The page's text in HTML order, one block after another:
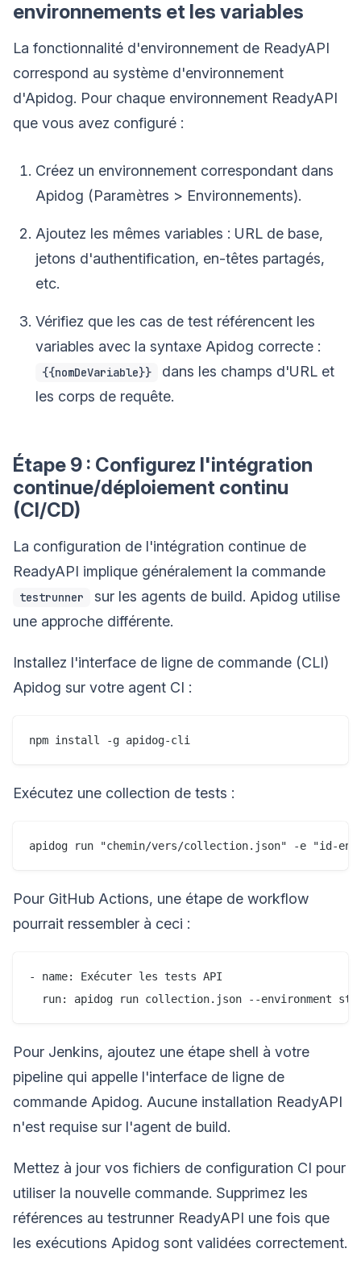
environnements et les variables
La fonctionnalité d'environnement de ReadyAPI
correspond au système d'environnement
d'Apidog. Pour chaque environnement ReadyAPI
que vous avez configuré :
Créez un environnement correspondant dans
Apidog (Paramètres > Environnements).
Ajoutez les mêmes variables : URL de base,
jetons d'authentification, en-têtes partagés,
etc.
Vérifiez que les cas de test référencent les
variables avec la syntaxe Apidog correcte :
{{nomDeVariable}}
dans les champs d'URL et
les corps de requête.
Étape 9 : Configurez l'intégration
continue/déploiement continu
(CI/CD)
La configuration de l'intégration continue de
ReadyAPI implique généralement la commande
testrunner
sur les agents de build. Apidog utilise
une approche différente.
Installez l'interface de ligne de commande (CLI)
Apidog sur votre agent CI :
Exécutez une collection de tests :
Pour GitHub Actions, une étape de workflow
pourrait ressembler à ceci :
- name: Exécuter les tests API
Pour Jenkins, ajoutez une étape shell à votre
pipeline qui appelle l'interface de ligne de
commande Apidog. Aucune installation ReadyAPI
n'est requise sur l'agent de build.
Mettez à jour vos fichiers de configuration CI pour
utiliser la nouvelle commande. Supprimez les
références au testrunner ReadyAPI une fois que
les exécutions Apidog sont validées correctement.